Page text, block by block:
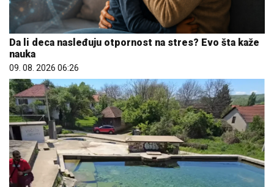
Da li deca nasleđuju otpornost na stres? Evo šta kaže
nauka
09. 08. 2026 06:26